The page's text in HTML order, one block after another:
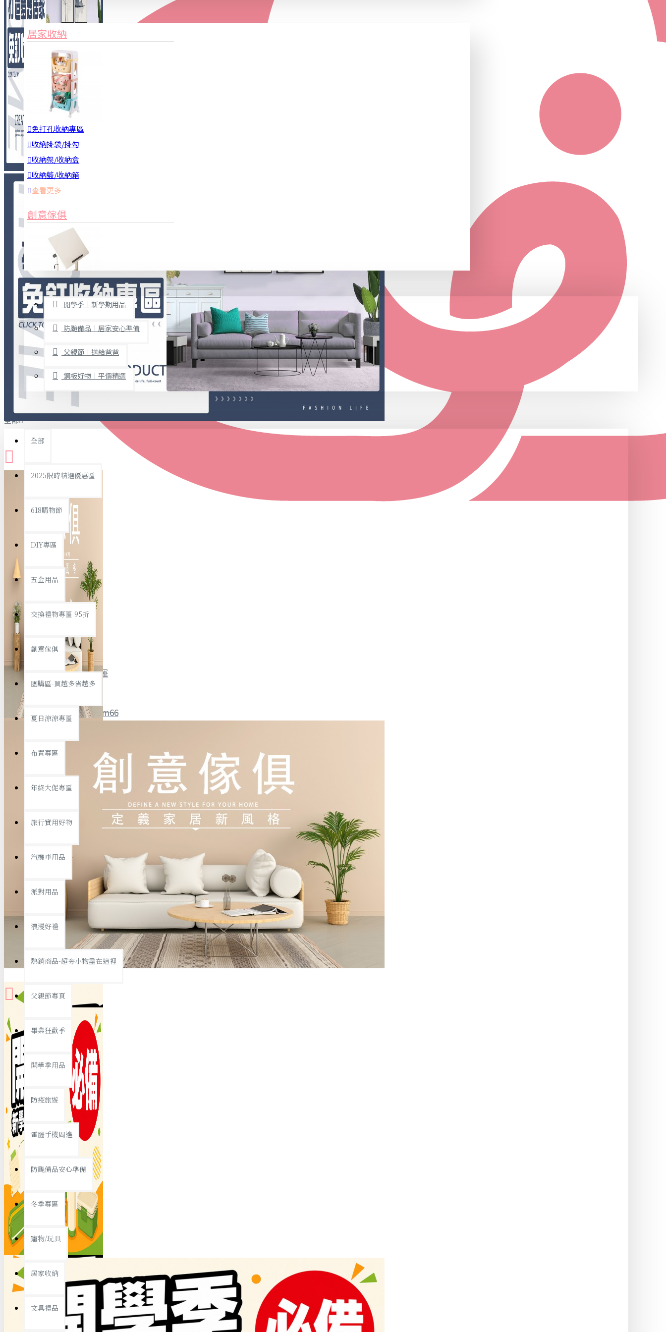
全館限時滿799免運
聯絡我們 ID : @ym66
優惠活動 最新活動
3C周邊
居家安全
居家清潔
查看更多
餐飲廚具
廚房收納
烘焙用具
隨身餐具
查看更多
文具禮品
事務用品
文具收納
書寫用品
衛浴用品
個人衛浴用品
浴室置物/收納
旅行收納
汽機車用品
查看更多
置物架/收納櫃
銅板精選
19元專區
39元專區
節慶熱賣
春節/新年
家俱&收納
居家收納
免打孔收納專區
收納掛袋/掛勾
收納架/收納盒
收納籃/收納箱
查看更多
創意傢俱
桌子/椅子
置物架/收納櫃
其他
免打孔收納專區
限時促銷
開學季｜新學期用品
防颱備品｜居家安心準備
父親節｜送給爸爸
銅板好物｜平價精選
全部
全部
2025限時精選優惠區
618購物節
DIY專區
五金用品
交換禮物專區 95折
創意傢俱
團購區-買越多省越多
夏日涼涼專區
布置專區
年終大促專區
旅行實用好物
汽機車用品
派對用品
浪漫好禮
熱銷商品-超夯小物盡在這裡
父親節專頁
畢業狂歡季
開學季用品
防疫旅遊
電腦手機周邊
防颱備品安心準備
冬季專區
寵物/玩具
居家收納
文具禮品